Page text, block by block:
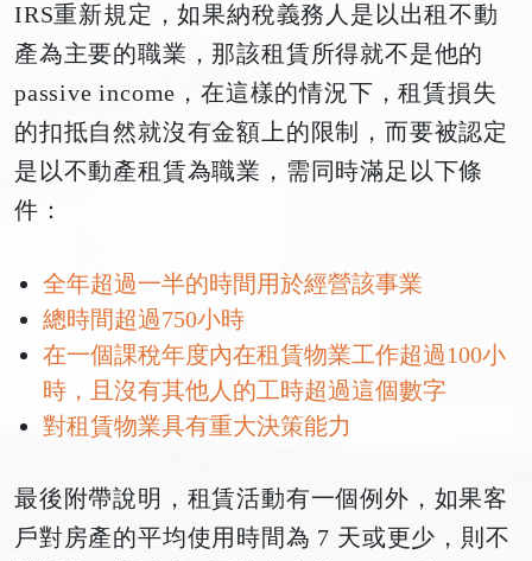
IRS重新規定，如果納稅義務人是以出租不動
產為主要的職業，那該租賃所得就不是他的
passive income，在這樣的情況下，租賃損失
的扣抵自然就沒有金額上的限制，而要被認定
是以不動產租賃為職業，需同時滿足以下條
件：
全年超過一半的時間用於經營該事業
總時間超過750小時
在一個課稅年度內在租賃物業工作超過100小
時，且沒有其他人的工時超過這個數字
對租賃物業具有重大決策能力
最後附帶說明，租賃活動有一個例外，如果客
戶對房產的平均使用時間為 7 天或更少，則不